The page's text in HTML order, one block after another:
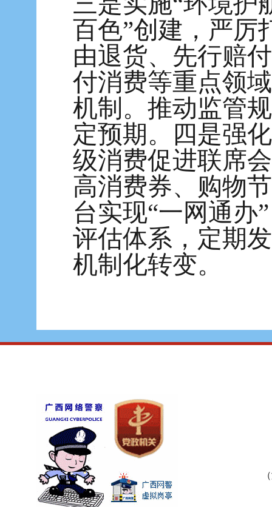
百色”创建，严厉
由退货、先行赔
付消费等重点领
机制。推动监管
定预期。四是强
级消费促进联席
高消费券、购物
台实现“一网通办
评估体系，定期
机制化转变。